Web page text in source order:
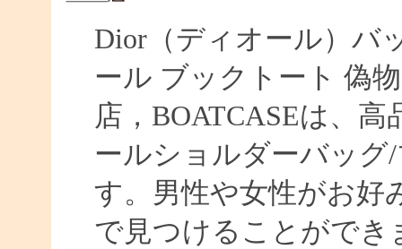
Dior（ディオール）バ
ール ブックトート 偽
店，BOATCASEは、
ールショルダーバッ
す。男性や女性がお好
で見つけることができ